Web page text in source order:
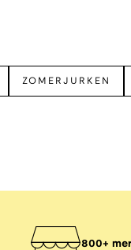
ZOMERJURKEN
800+